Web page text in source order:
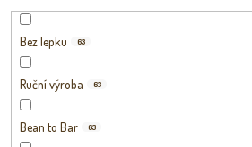
Bez lepku 63
Ruční výroba 63
Bean to Bar 63